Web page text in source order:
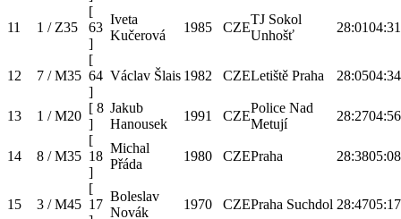
11 1 / Z35
[
63
]
Iveta
Kučerová
1985 CZE
TJ Sokol
Unhošť
28:0104:31
12 7 / M35
[
64
]
Václav Šlais 1982 CZELetiště Praha 28:0504:34
13 1 / M20
[ 8
]
Jakub
Hanousek
1991 CZE
Police Nad
Metují
28:2704:56
14 8 / M35
[
18
]
Michal
Přáda
1980 CZEPraha 28:3805:08
15 3 / M45
[
17
Boleslav
Novák
1970 CZEPraha Suchdol 28:4705:17